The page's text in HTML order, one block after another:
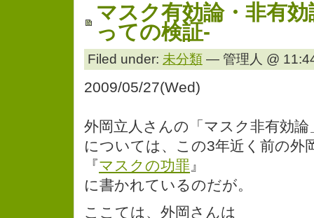
マスク有効論・非有
っての検証-
Filed under: 未分類 — 管理人 @
2009/05/27(Wed)
外岡立人さんの「マスク非有効
については、この3年近く前の外
『マスクの功罪 』
に書かれているのだが。
ここては、外岡さんは